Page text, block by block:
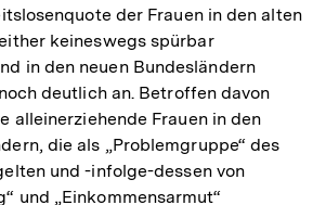
der Frauen in den alten
keineswegs spürbar
in den neuen Bundesländern
deutlich an. Betroffen davon
alleinerziehende Frauen in den
die als „Problemgruppe“ des
und -infolge-dessen von
und „Einkommensarmut“